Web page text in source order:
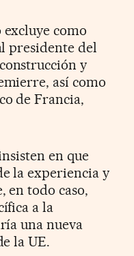
como
presidente del
y
así como
de Francia,
en que
la experiencia y
en todo caso,
a la
una nueva
la UE.